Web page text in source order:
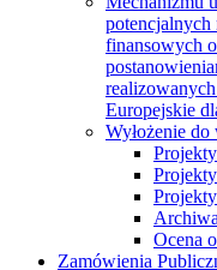
potencjalnych
finansowych
Europejskie
Wyłożenie
Ocena
Zamówienia